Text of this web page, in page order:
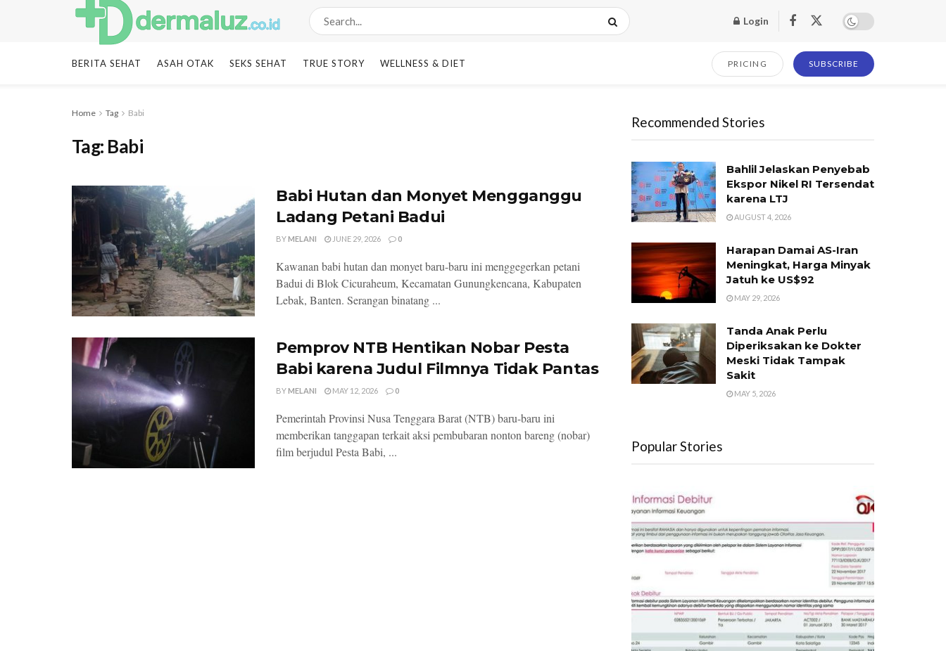
Login
BERITA SEHAT ASAH OTAK SEKS SEHAT TRUE STORY WELLNESS & DIET PRICING SUBSCRIBE
Home Tag Babi
Tag: Babi
Babi Hutan dan Monyet Mengganggu
Ladang Petani Badui
BYMELANI JUNE 29, 2026 0
Kawanan babi hutan dan monyet baru-baru ini menggegerkan petani
Badui di Blok Cicuraheum, Kecamatan Gunungkencana, Kabupaten
Lebak, Banten. Serangan binatang ...
Pemprov NTB Hentikan Nobar Pesta
Babi karena Judul Filmnya Tidak Pantas
BYMELANI MAY 12, 2026 0
Pemerintah Provinsi Nusa Tenggara Barat (NTB) baru-baru ini
memberikan tanggapan terkait aksi pembubaran nonton bareng (nobar)
film berjudul Pesta Babi, ...
Recommended Stories
Bahlil Jelaskan Penyebab
Ekspor Nikel RI Tersendat
karena LTJ
AUGUST 4, 2026
Harapan Damai AS-Iran
Meningkat, Harga Minyak
Jatuh ke US$92
MAY 29, 2026
Tanda Anak Perlu
Diperiksakan ke Dokter
Meski Tidak Tampak
Sakit
MAY 5, 2026
Popular Stories